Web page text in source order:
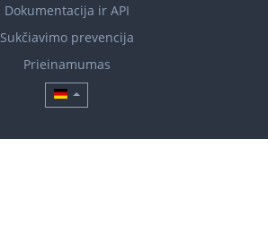
Dokumentacija ir API
Sukčiavimo prevencija
Prieinamumas